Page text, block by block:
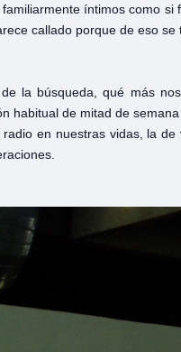
íntimos como
callado porque de eso se
la búsqueda, qué más
habitual de mitad de
en nuestras vidas, la